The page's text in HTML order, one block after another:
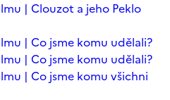
| Clouzot a jeho Peklo
| Co jsme komu udělali?
| Co jsme komu udělali?
| Co jsme komu všichni